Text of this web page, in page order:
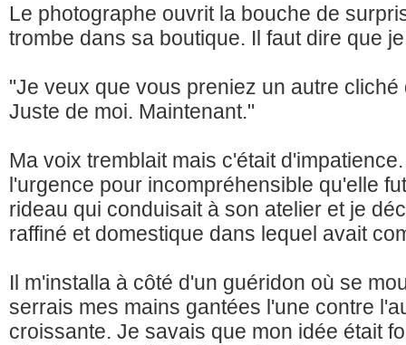
Le photographe ouvrit la bouche de
trombe dans sa boutique. Il faut dire que
"Je veux que vous preniez un autre
Juste de moi. Maintenant."
Ma voix tremblait mais c'était
l'urgence pour incompréhensible qu'elle
rideau qui conduisait à son atelier et je
raffiné et domestique dans lequel avait
Il m'installa à côté d'un guéridon où se
serrais mes mains gantées l'une contre
croissante. Je savais que mon idée était